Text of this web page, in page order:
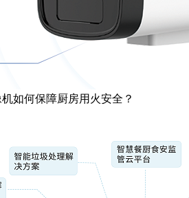
如何保障厨房用火安全？